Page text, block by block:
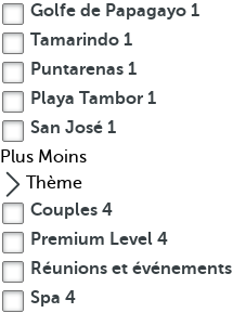
Golfe de Papagayo 1
Tamarindo 1
Puntarenas 1
Playa Tambor 1
San José 1
Plus Moins
Thème
Couples 4
Premium Level 4
Réunions et événements
Spa 4
U
n
e
c
o
n